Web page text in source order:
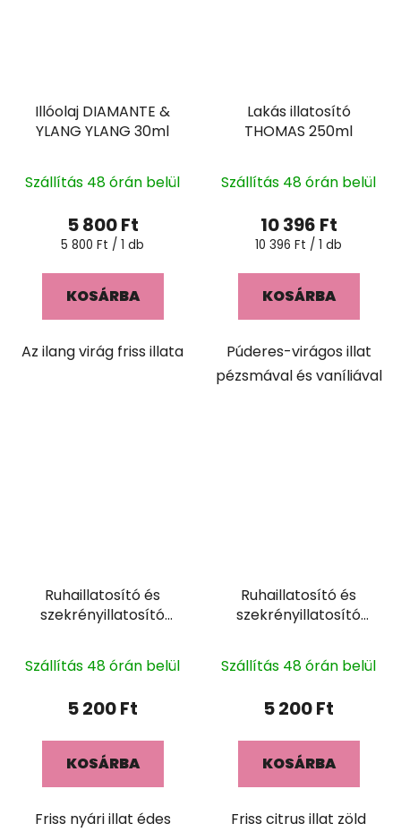
Illóolaj DIAMANTE &
YLANG YLANG 30ml
Szállítás 48 órán belül
5 800 Ft
Egységár:
5 800 Ft / 1 db
KOSÁRBA
Az ilang virág friss illata
Lakás illatosító
THOMAS 250ml
Szállítás 48 órán belül
10 396 Ft
Egységár:
10 396 Ft / 1 db
KOSÁRBA
Púderes-virágos illat
pézsmával és vaníliával
Ruhaillatosító és
szekrényillatosító
Szállítás 48 órán belül
5 200 Ft
KOSÁRBA
Friss nyári illat édes
Ruhaillatosító és
szekrényillatosító
Szállítás 48 órán belül
5 200 Ft
KOSÁRBA
Friss citrus illat zöld